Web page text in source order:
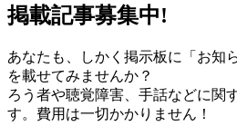
掲載記事募集中!
あなたも、しかく掲示板に「お知
を載せてみませんか？
ろう者や聴覚障害、手話などに関
す。費用は一切かかりません！